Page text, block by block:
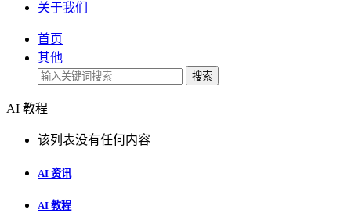
关于我们
首页
其他
搜索
AI 教程
该列表没有任何内容
AI 资讯
AI 教程